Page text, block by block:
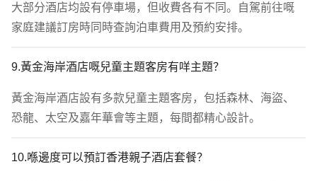
大部分酒店均設有停車場，但收費各有不同。自駕前往嘅
家庭建議訂房時同時查詢泊車費用及預約安排。
9.黃金海岸酒店嘅兒童主題客房有咩主題？
黃金海岸酒店設有多款兒童主題客房，包括森林、海盜、
恐龍、太空及嘉年華會等主題，每間都精心設計。
10.喺邊度可以預訂香港親子酒店套餐？